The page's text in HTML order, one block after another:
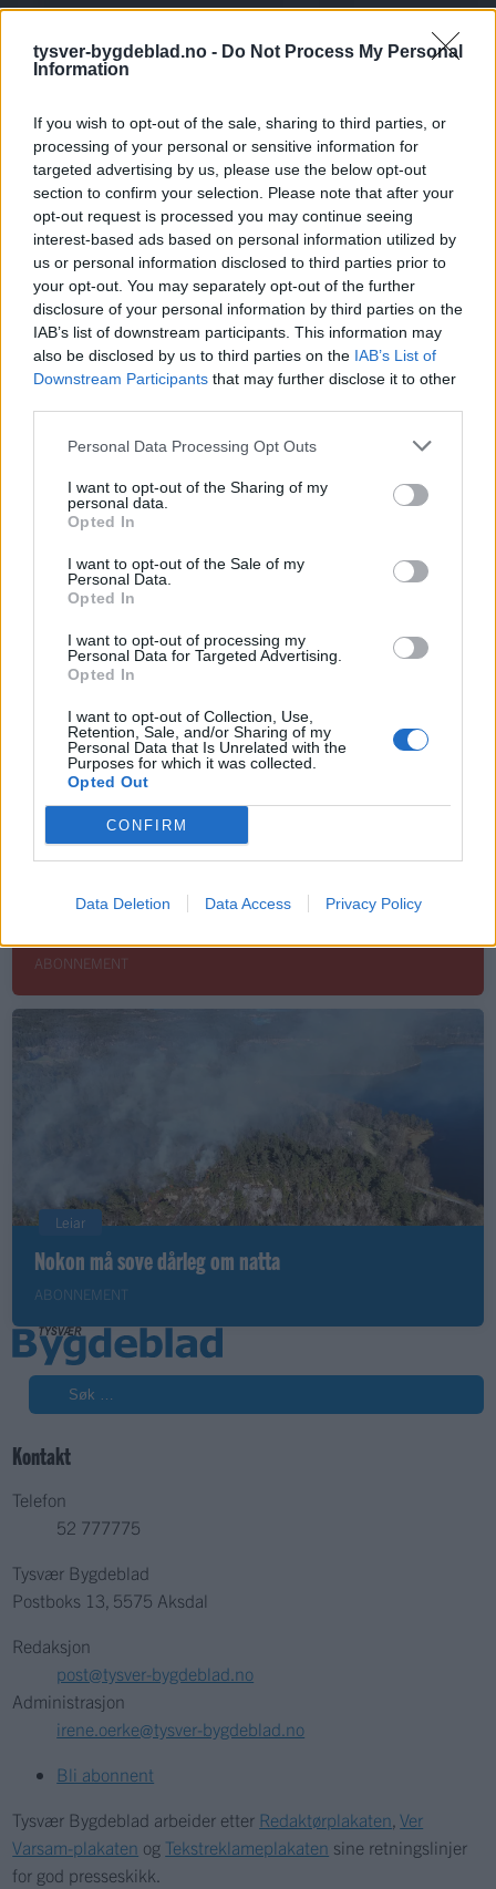
tysver-bygdeblad.no - Do Not Process My Personal
Information
If you wish to opt-out of the sale, sharing to third parties, or
processing of your personal or sensitive information for
targeted advertising by us, please use the below opt-out
section to confirm your selection. Please note that after your
opt-out request is processed you may continue seeing
interest-based ads based on personal information utilized by
us or personal information disclosed to third parties prior to
your opt-out. You may separately opt-out of the further
disclosure of your personal information by third parties on the
IAB’s list of downstream participants. This information may
also be disclosed by us to third parties on the IAB’s List of
Downstream Participants that may further disclose it to other
Personal Data Processing Opt Outs
I want to opt-out of the Sharing of my
personal data.
Opted In
I want to opt-out of the Sale of my
Personal Data.
Opted In
I want to opt-out of processing my
Personal Data for Targeted Advertising.
Opted In
I want to opt-out of Collection, Use,
Retention, Sale, and/or Sharing of my
Personal Data that Is Unrelated with the
Purposes for which it was collected.
Opted Out
CONFIRM
Data Deletion Data Access Privacy Policy
Eksisterende abonnent
Abo. nr eller e-post
Logg inn
Har du ikkje abonnement?
Bli abonnent
Nyheitsstudio
Mest lest siste syv dager
Sommerpraten
– Finner roen på hytta
ABONNEMENT
ABONNEMENT
Leiar
Nokon må sove dårleg om natta
ABONNEMENT
Søk
Kontakt
Telefon
52 777775
Tysvær Bygdeblad
Postboks 13, 5575 Aksdal
Redaksjon
post@tysver-bygdeblad.no
Administrasjon
irene.oerke@tysver-bygdeblad.no
Bli abonnent
Tysvær Bygdeblad arbeider etter Redaktørplakaten ,Ver
Varsam-plakaten og Tekstreklameplakaten sine retningslinjer
for god presseskikk.